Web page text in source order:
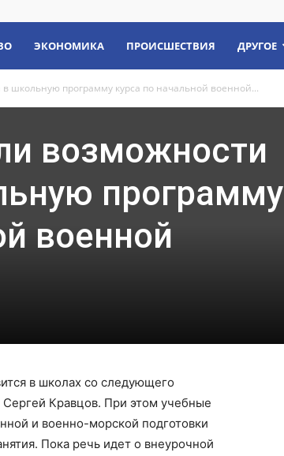
ЭКОНОМИКА ПРОИСШЕСТВИЯ ДРУГОЕ
школьную программу курса по начальной военной...
возможности
программу
военной
в школах со следующего
Кравцов. При этом учебные
и военно-морской подготовки
Пока речь идет о внеурочной